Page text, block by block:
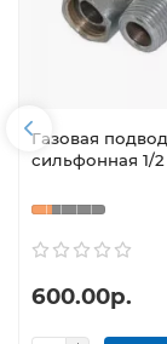
Газовая
сильфонная 1/
600.00р.